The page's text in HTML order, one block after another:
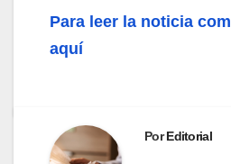
Para leer la noticia
aquí
PorEditorial